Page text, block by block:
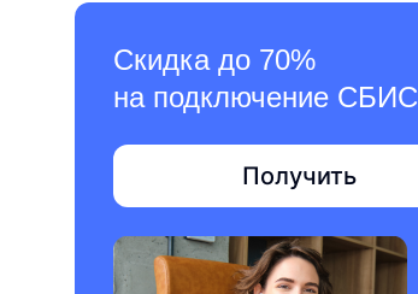
Скидка до 70%
на подключение СБИС
Получить